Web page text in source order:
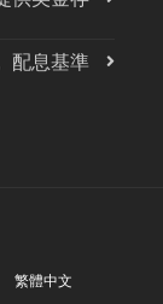
配息基準
繁體中文